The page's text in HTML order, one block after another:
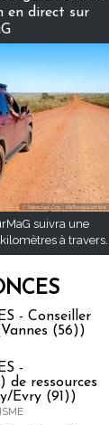
en direct sur
suivra une
à travers...
- Conseiller
(56))
-
de ressources
Evry (91))